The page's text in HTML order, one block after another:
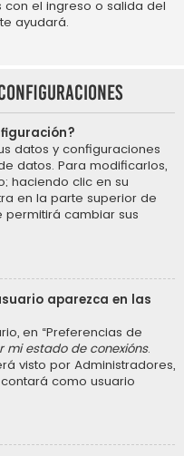
el ingreso o salida del
ayudará.
datos y configuraciones
datos. Para modificarlos,
haciendo clic en su
en la parte superior de
permitirá cambiar sus
aparezca en las
en “Preferencias de
mi estado de conexións.
visto por Administradores,
como usuario